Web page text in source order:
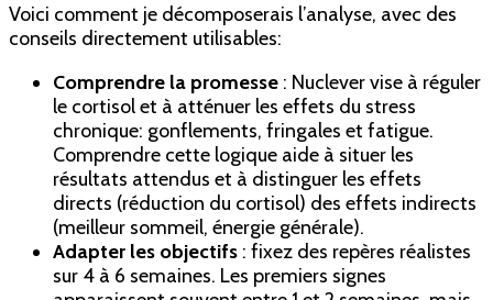
Voici comment je décomposerais l’analyse, avec des
conseils directement utilisables:
Comprendre la promesse : Nuclever vise à réguler
le cortisol et à atténuer les effets du stress
chronique: gonflements, fringales et fatigue.
Comprendre cette logique aide à situer les
résultats attendus et à distinguer les effets
directs (réduction du cortisol) des effets indirects
(meilleur sommeil, énergie générale).
Adapter les objectifs : fixez des repères réalistes
sur 4 à 6 semaines. Les premiers signes